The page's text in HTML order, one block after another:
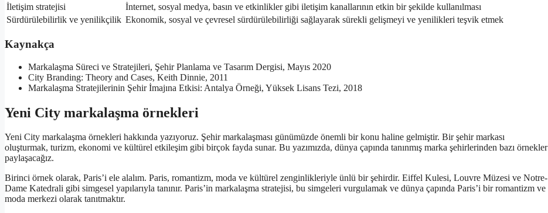
İletişim stratejisi
İnternet, sosyal medya, basın ve etkinlikler gibi iletişim kanallarının etkin bir şekilde kullanılması
Sürdürülebilirlik ve yenilikçilik Ekonomik, sosyal ve çevresel sürdürülebilirliği sağlayarak sürekli gelişmeyi ve yenilikleri teşvik etmek
Kaynakça
Markalaşma Süreci ve Stratejileri, Şehir Planlama ve Tasarım Dergisi, Mayıs 2020
City Branding: Theory and Cases, Keith Dinnie, 2011
Markalaşma Stratejilerinin Şehir İmajına Etkisi: Antalya Örneği, Yüksek Lisans Tezi, 2018
Yeni City markalaşma örnekleri
Yeni City markalaşma örnekleri hakkında yazıyoruz. Şehir markalaşması günümüzde önemli bir konu haline gelmiştir. Bir şehir markası
oluşturmak, turizm, ekonomi ve kültürel etkileşim gibi birçok fayda sunar. Bu yazımızda, dünya çapında tanınmış marka şehirlerinden bazı örnekler
paylaşacağız.
Birinci örnek olarak, Paris’i ele alalım. Paris, romantizm, moda ve kültürel zenginlikleriyle ünlü bir şehirdir. Eiffel Kulesi, Louvre Müzesi ve Notre-
Dame Katedrali gibi simgesel yapılarıyla tanınır. Paris’in markalaşma stratejisi, bu simgeleri vurgulamak ve dünya çapında Paris’i bir romantizm ve
moda merkezi olarak tanıtmaktır.